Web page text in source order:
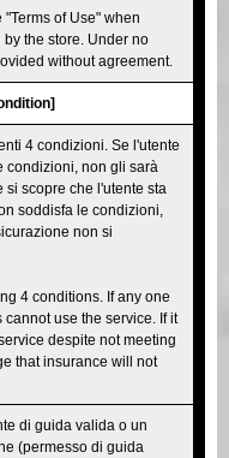
of Use" when
the store. Under no
without agreement.
4 condizioni. Se l'utente
condizioni, non gli sarà
scopre che l'utente sta
soddisfa le condizioni,
non si
4 conditions. If any one
use the service. If it
despite not meeting
that insurance will not
di guida valida o un
(permesso di guida